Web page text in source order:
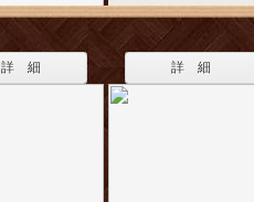
詳 細 詳 細